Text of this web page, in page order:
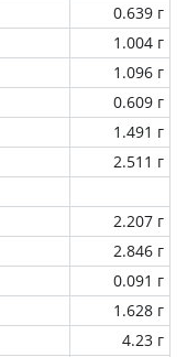
0.639 г
1.004 г
1.096 г
0.609 г
1.491 г
2.511 г
2.207 г
2.846 г
0.091 г
1.628 г
4.23 г